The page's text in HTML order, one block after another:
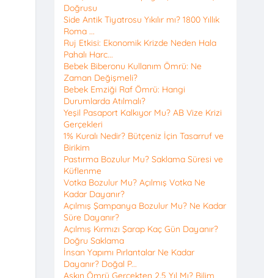
Doğrusu
Side Antik Tiyatrosu Yıkılır mı? 1800 Yıllık
Roma ...
Ruj Etkisi: Ekonomik Krizde Neden Hala
Pahalı Harc...
Bebek Biberonu Kullanım Ömrü: Ne
Zaman Değişmeli?
Bebek Emziği Raf Ömrü: Hangi
Durumlarda Atılmalı?
Yeşil Pasaport Kalkıyor Mu? AB Vize Krizi
Gerçekleri
1% Kuralı Nedir? Bütçeniz İçin Tasarruf ve
Birikim
Pastırma Bozulur Mu? Saklama Süresi ve
Küflenme
Votka Bozulur Mu? Açılmış Votka Ne
Kadar Dayanır?
Açılmış Şampanya Bozulur Mu? Ne Kadar
Süre Dayanır?
Açılmış Kırmızı Şarap Kaç Gün Dayanır?
Doğru Saklama
İnsan Yapımı Pırlantalar Ne Kadar
Dayanır? Doğal P...
Aşkın Ömrü Gerçekten 2.5 Yıl Mı? Bilim